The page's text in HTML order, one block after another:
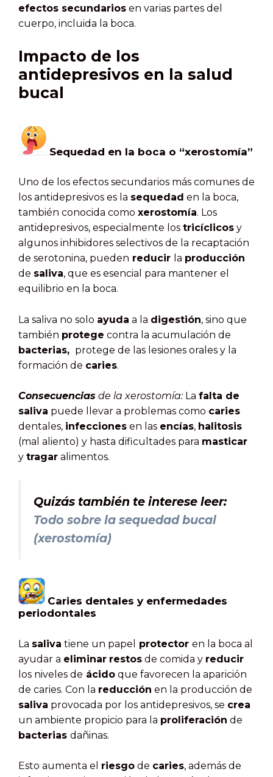
efectos secundarios en varias partes del
cuerpo, incluida la boca.
Impacto de los
antidepresivos en la salud
bucal
Sequedad en la boca o “xerostomía”
Uno de los efectos secundarios más comunes de
los antidepresivos es la sequedad en la boca,
también conocida como xerostomía. Los
antidepresivos, especialmente los tricíclicos y
algunos inhibidores selectivos de la recaptación
de serotonina, pueden reducir la producción
de saliva, que es esencial para mantener el
equilibrio en la boca.
La saliva no solo ayuda a la digestión, sino que
también protege contra la acumulación de
bacterias, protege de las lesiones orales y la
formación de caries.
Consecuencias de la xerostomía:La falta de
saliva puede llevar a problemas como caries
dentales, infecciones en las encías, halitosis
(mal aliento) y hasta dificultades para masticar
y tragar alimentos.
Quizás también te interese leer:
Todo sobre la sequedad bucal
(xerostomía)
Caries dentales y enfermedades
periodontales
La saliva tiene un papel protector en la boca al
ayudar a eliminar restos de comida y reducir
los niveles de ácido que favorecen la aparición
de caries. Con la reducción en la producción de
saliva provocada por los antidepresivos, se crea
un ambiente propicio para la proliferación de
bacterias dañinas.
Esto aumenta el riesgo de caries, además de